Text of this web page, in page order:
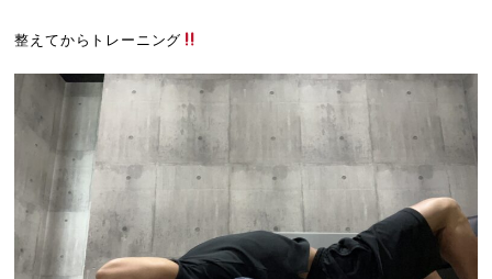
整えてからトレーニング